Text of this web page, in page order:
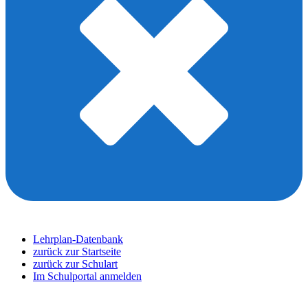
Lehrplan-Datenbank
zurück zur Startseite
zurück zur Schulart
Im Schulportal anmelden